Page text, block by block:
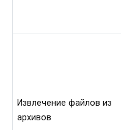
Извлечение файлов из
архивов